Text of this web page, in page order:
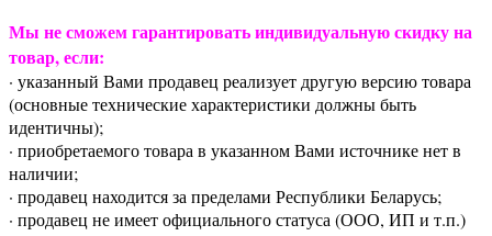
Мы не сможем гарантировать индивидуальную скидку на
товар, если:
· указанный Вами продавец реализует другую версию товара
(основные технические характеристики должны быть
идентичны);
· приобретаемого товара в указанном Вами источнике нет в
наличии;
· продавец находится за пределами Республики Беларусь;
· продавец не имеет официального статуса (ООО, ИП и т.п.)